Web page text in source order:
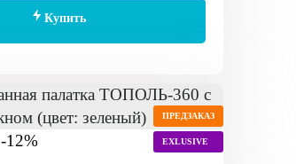
Купить
-12%
ПРЕДЗАКАЗ
EXLUSIVE